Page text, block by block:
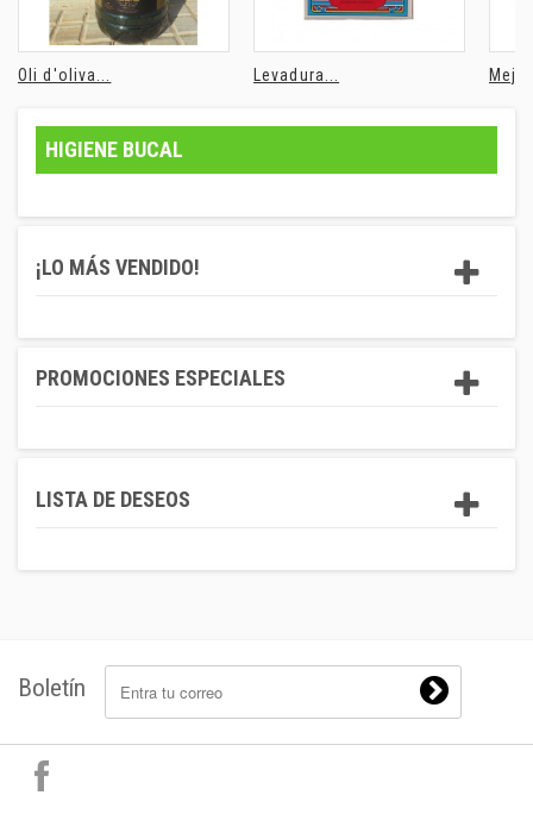
Oli d'oliva... Levadura...
HIGIENE BUCAL
¡LO MÁS VENDIDO!
PROMOCIONES ESPECIALES
LISTA DE DESEOS
Boletín